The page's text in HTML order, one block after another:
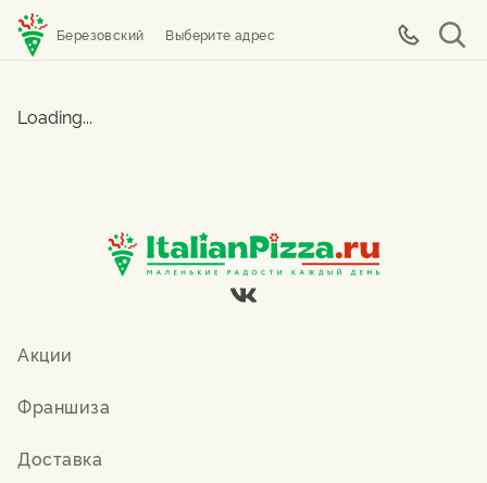
Березовский Выберите адрес
Loading...
Акции
Франшиза
Доставка